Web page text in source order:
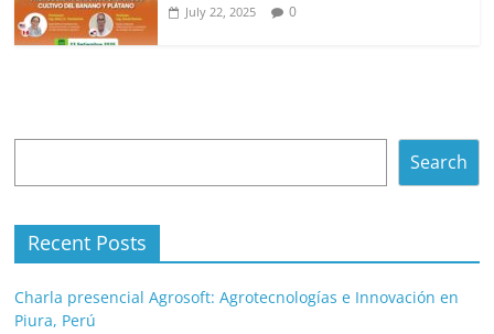
July 22, 2025 0
Search
Recent Posts
Charla presencial Agrosoft: Agrotecnologías e Innovación en
Piura, Perú